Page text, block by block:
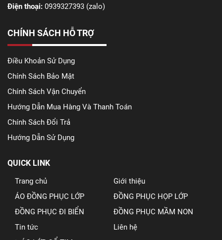
Điện thoại: 0939327393 (zalo)
CHÍNH SÁCH HỖ TRỢ
Điều Khoản Sử Dụng
Chính Sách Bảo Mật
Chính Sách Vận Chuyển
Hướng Dẫn Mua Hàng Và Thanh Toán
Chính Sách Đổi Trả
Hướng Dẫn Sử Dụng
QUICK LINK
Trang chủ
Giới thiệu
ÁO ĐỒNG PHỤC LỚP
ĐỒNG PHỤC HỌP LỚP
ĐỒNG PHỤC ĐI BIỂN
ĐỒNG PHỤC MẦM NON
Tin tức
Liên hệ